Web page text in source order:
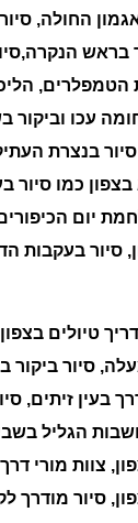
החולה,
בראש
הטמפלרים,
עכו
בנצרת
בצפון כמו סיור
יום
סיור בעקבות
טיולים
סיור ביקור
בעין זיתים,
הגליל בשבי
צוות מורי
סיור מודרך